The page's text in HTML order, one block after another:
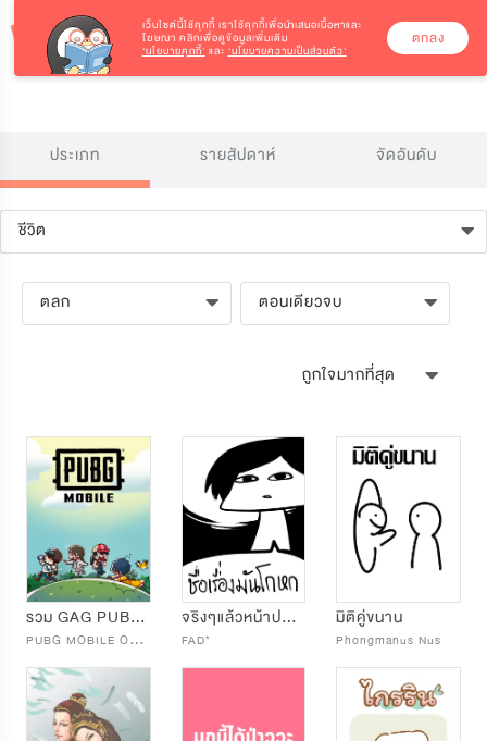
ประเภท รายสัปดาห์ จัดอันดับ
ชีวิต
ตลก ตอนเดียวจบ
ถูกใจมากที่สุด
รวม GAG PUBG MOBILE
P
UBG MOBILE OFFICIAL
จริงๆแล้วหน้าปกมันสปอยนะ
FAD*
มิติคู่ขนาน
Phongmanus Nus
เว็บไซต์นี้ใช้คุกกี้ เราใช้คุกกี้เพื่อนำเสนอเนื้อหาและ
โฆษณา คลิกเพื่อดูข้อมูลเพิ่มเติม
‘นโยบายคุกกี้’ และ ‘นโยบายความเป็นส่วนตัว’
ตกลง